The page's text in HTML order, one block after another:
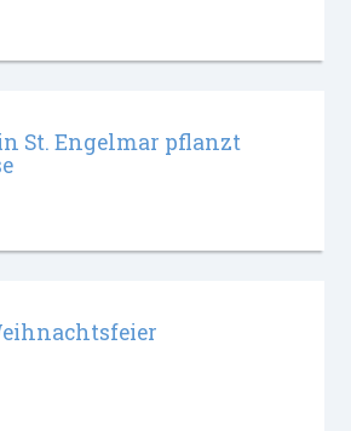
St. Engelmar pflanzt